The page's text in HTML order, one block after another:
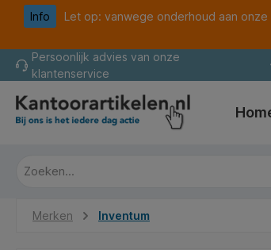
Ga naar de hoofdnavigatie
Info
Let op: vanwege onderhoud aan
Persoonlijk advies van onze
klantenservice
Merken Inventum